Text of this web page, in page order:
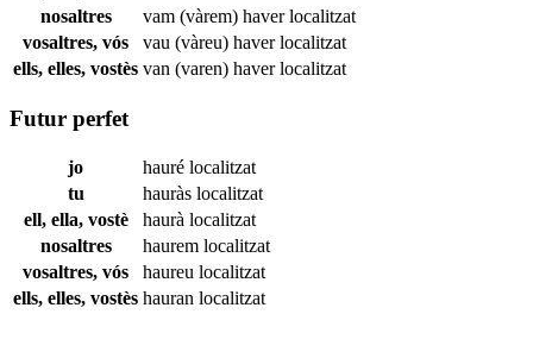
nosaltres
vam (vàrem) haverlocalitzat
vosaltres, vós
vau (vàreu) haverlocalitzat
ells, elles, vostès van (varen) haverlocalitzat
Futur perfet
jo hauré localitzat
tu
hauràs localitzat
ell, ella, vostè
haurà localitzat
nosaltres
haurem localitzat
vosaltres, vós
haureu localitzat
ells, elles, vostès hauran localitzat